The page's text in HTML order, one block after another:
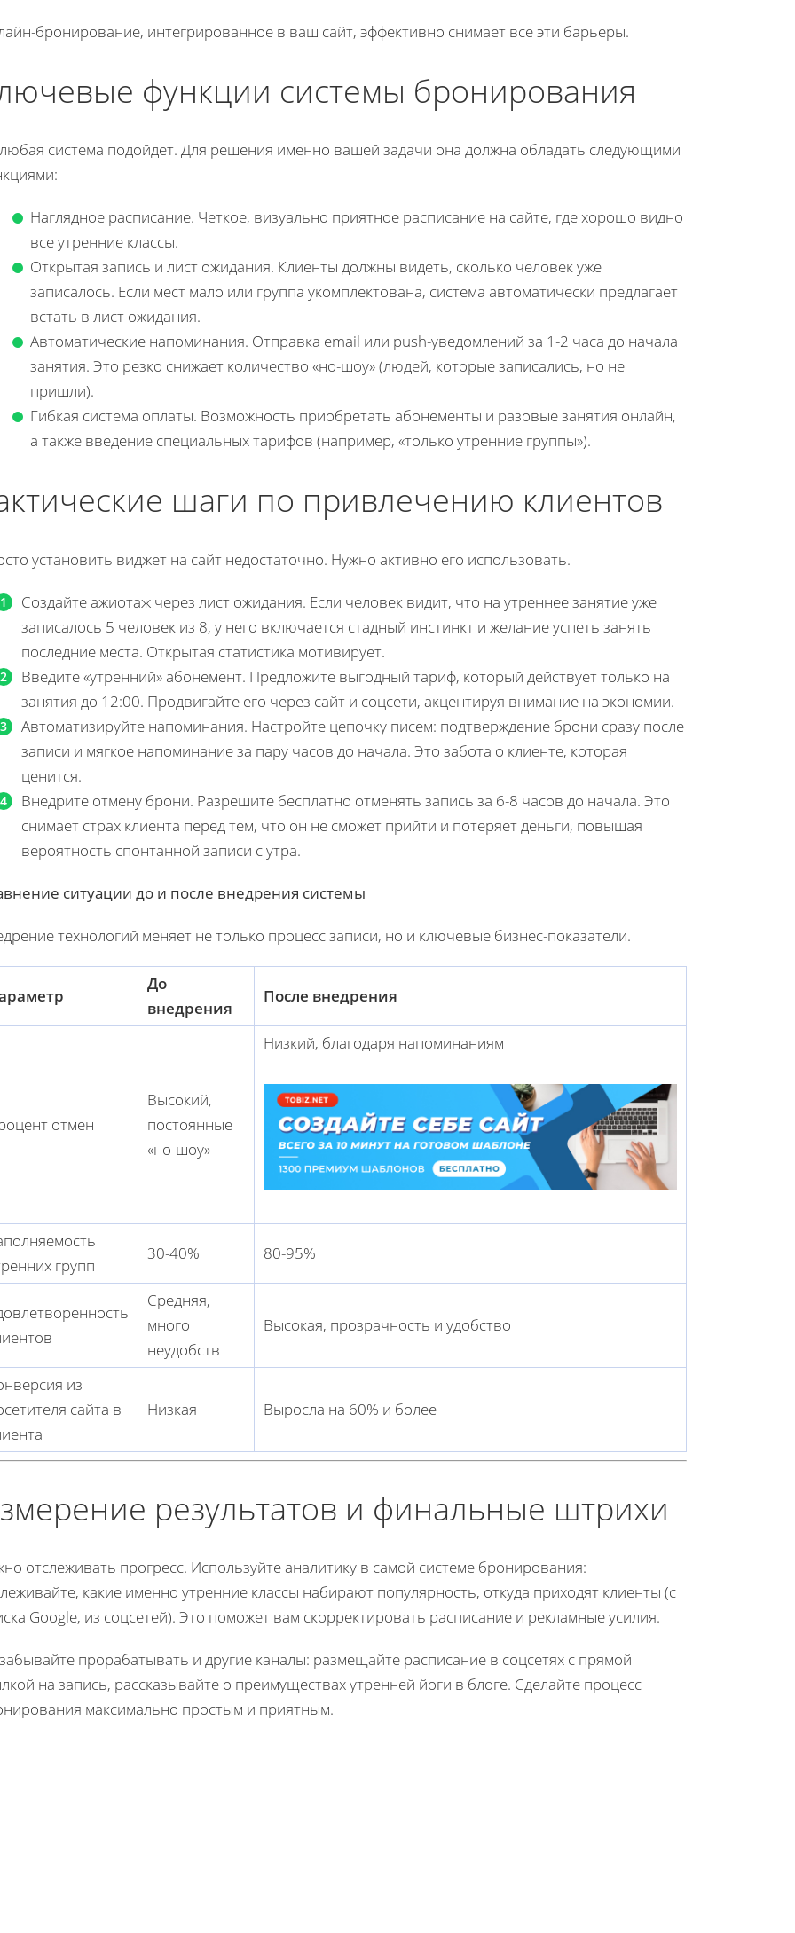
бронирование, интегрированное в ваш сайт, эффективно снимает все эти барьеры.
функции системы бронирования
система подойдет. Для решения именно вашей задачи она должна обладать следующими
Наглядное расписание. Четкое, визуально приятное расписание на сайте, где хорошо видно
все утренние классы.
Открытая запись и лист ожидания. Клиенты должны видеть, сколько человек уже
записалось. Если мест мало или группа укомплектована, система автоматически предлагает
встать в лист ожидания.
Автоматические напоминания. Отправка email или push-уведомлений за 1-2 часа до начала
занятия. Это резко снижает количество «но-шоу» (людей, которые записались, но не
пришли).
Гибкая система оплаты. Возможность приобретать абонементы и разовые занятия онлайн,
а также введение специальных тарифов (например, «только утренние группы»).
шаги по привлечению клиентов
установить виджет на сайт недостаточно. Нужно активно его использовать.
Создайте ажиотаж через лист ожидания. Если человек видит, что на утреннее занятие уже
записалось 5 человек из 8, у него включается стадный инстинкт и желание успеть занять
последние места. Открытая статистика мотивирует.
Введите «утренний» абонемент. Предложите выгодный тариф, который действует только на
занятия до 12:00. Продвигайте его через сайт и соцсети, акцентируя внимание на экономии.
Автоматизируйте напоминания. Настройте цепочку писем: подтверждение брони сразу после
записи и мягкое напоминание за пару часов до начала. Это забота о клиенте, которая
ценится.
Внедрите отмену брони. Разрешите бесплатно отменять запись за 6-8 часов до начала. Это
снимает страх клиента перед тем, что он не сможет прийти и потеряет деньги, повышая
вероятность спонтанной записи с утра.
ситуации до и после внедрения системы
технологий меняет не только процесс записи, но и ключевые бизнес-показатели.
До
внедрения
После внедрения
отмен
Высокий,
постоянные
«но-шоу»
Низкий, благодаря напоминаниям
групп
30-40% 80-95%
Средняя,
много
неудобств
Высокая, прозрачность и удобство
из
сайта в
Низкая Выросла на 60% и более
результатов и финальные штрихи
отслеживать прогресс. Используйте аналитику в самой системе бронирования:
какие именно утренние классы набирают популярность, откуда приходят клиенты (с
Google, из соцсетей). Это поможет вам скорректировать расписание и рекламные усилия.
прорабатывать и другие каналы: размещайте расписание в соцсетях с прямой
на запись, рассказывайте о преимуществах утренней йоги в блоге. Сделайте процесс
максимально простым и приятным.